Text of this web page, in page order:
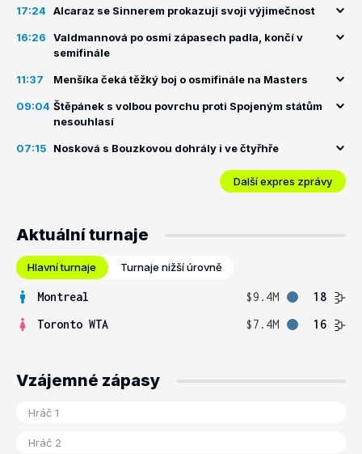
17:24 Alcaraz se Sinnerem prokazují svoji výjimečnost
16:26
Valdmannová po osmi zápasech padla, končí v
semifinále
11:37 Menšíka čeká těžký boj o osmifinále na Masters
09:04 Štěpánek s volbou povrchu proti Spojeným státům
nesouhlasí
07:15 Nosková s Bouzkovou dohrály i ve čtyřhře
Další expres zprávy
Aktuální turnaje
Hlavní turnaje Turnaje nižší úrovně
Montreal $9.4M
18
Toronto WTA
$7.4M 16
Vzájemné zápasy